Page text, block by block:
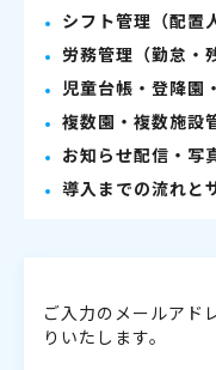
シフト管理（配置
労務管理（勤怠・
児童台帳・登降園
複数園・複数施設
お知らせ配信・写
導入までの流れと
ご入力のメールアド
りいたします。